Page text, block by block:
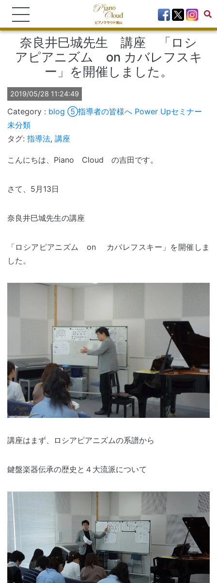
奈良井巳城先生 講座 「ロシ
アピアニズム on カバレフスキ
ー」を開催しました。
2019/05/28 11:24:49
blog ⑤指導者の皆様へ Power Upセミナー
未分類
タグ: 指導法, 講座
こんにちは、Piano Cloud の吉田です。
さて、5月13日
奈良井巳城先生の講座
「ロシアピアニズム on カバレフスキー」を開催しま
した。
講座はまず、ロシアピアニズムの系譜から
鍵盤楽器伝承の歴史と４大流派について